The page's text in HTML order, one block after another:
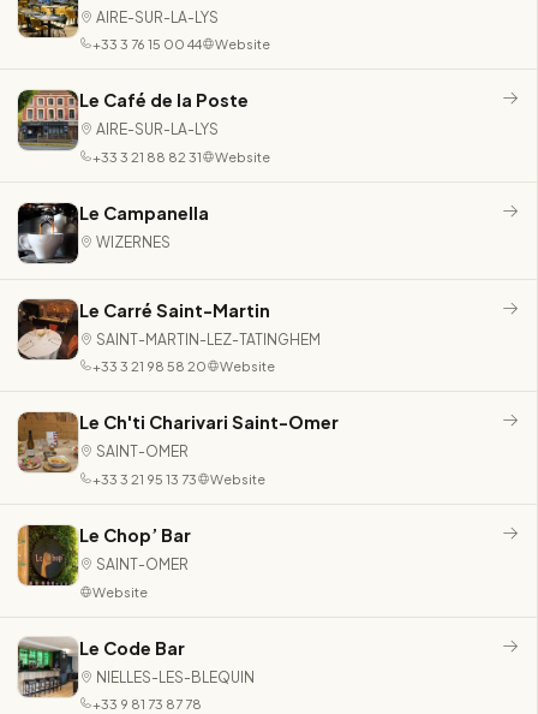
AIRE-SUR-LA-LYS
+33 3 76 15 00 44 Website
Le Café de la Poste
AIRE-SUR-LA-LYS
+33 3 21 88 82 31 Website
Le Campanella
WIZERNES
Le Carré Saint-Martin
SAINT-MARTIN-LEZ-TATINGHEM
+33 3 21 98 58 20 Website
Le Ch'ti Charivari Saint-Omer
SAINT-OMER
+33 3 21 95 13 73 Website
Le Chop’ Bar
SAINT-OMER
Website
Le Code Bar
NIELLES-LES-BLEQUIN
+33 9 81 73 87 78